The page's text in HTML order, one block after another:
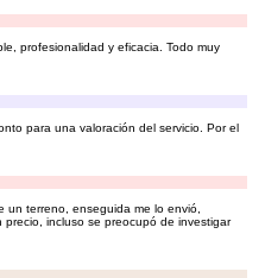
profesionalidad y eficacia. Todo muy
para una valoración del servicio. Por el
terreno, enseguida me lo envió,
incluso se preocupó de investigar